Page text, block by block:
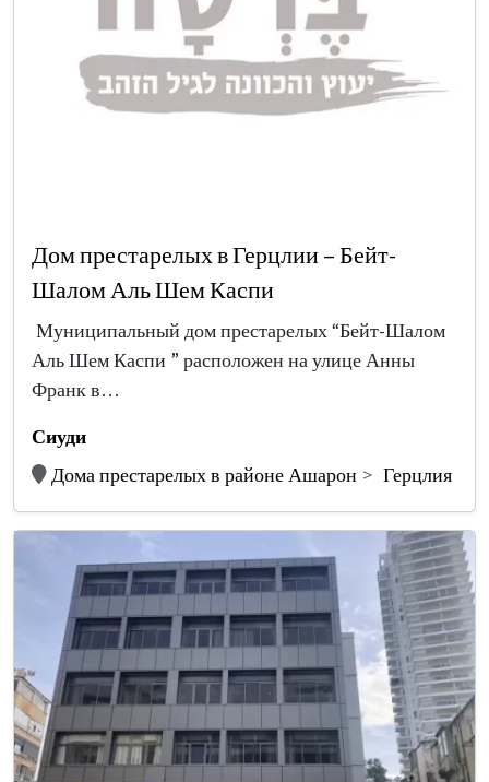
Дом престарелых в Герцлии – Бейт-
Шалом Аль Шем Каспи
Муниципальный дом престарелых “Бейт-Шалом
Аль Шем Каспи ” расположен на улице Анны
Франк в…
Сиуди
Дома престарелых в районе Ашарон
Герцлия